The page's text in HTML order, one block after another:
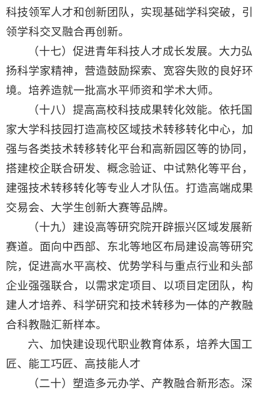
科技领军人才和创新团队，实现基础学科突破，引
领学科交叉融合再创新。
（十七）促进青年科技人才成长发展。大力弘
扬科学家精神，营造鼓励探索、宽容失败的良好环
境。培养造就一批高水平师资和学术大师。
（十八）提高高校科技成果转化效能。依托国
家大学科技园打造高校区域技术转移转化中心，加
强与各类技术转移转化平台和高新园区等的协同，
搭建校企联合研发、概念验证、中试熟化等平台，
建强技术转移转化等专业人才队伍。打造高端成果
交易会、大学生创新大赛等品牌。
（十九）建设高等研究院开辟振兴区域发展新
赛道。面向中西部、东北等地区布局建设高等研究
院，促进高水平高校、优势学科与重点行业和头部
企业强强联合，以需求定项目、以项目定团队，构
建人才培养、科学研究和技术转移为一体的产教融
合科教融汇新样本。
六、加快建设现代职业教育体系，培养大国工
匠、能工巧匠、高技能人才
（二十）塑造多元办学、产教融合新形态。深